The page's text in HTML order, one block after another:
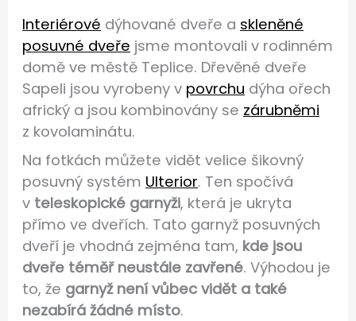
Interiérové dýhované dveře a skleněné
posuvné dveře jsme montovali v rodinném
domě ve městě Teplice. Dřevěné dveře
Sapeli jsou vyrobeny v povrchu dýha ořech
africký a jsou kombinovány se zárubněmi
z kovolaminátu.
Na fotkách můžete vidět velice šikovný
posuvný systém Ulterior. Ten spočívá
v teleskopické garnyži, která je ukryta
přímo ve dveřích. Tato garnyž posuvných
dveří je vhodná zejména tam, kde jsou
dveře téměř neustále zavřené. Výhodou je
to, že garnyž není vůbec vidět a také
nezabírá žádné místo.